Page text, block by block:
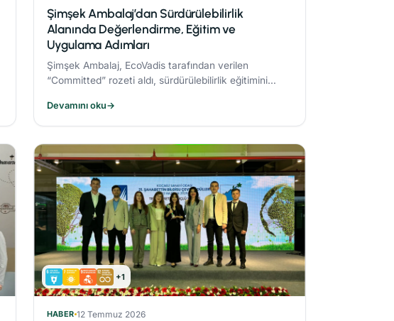
Şimşek Ambalaj’dan Sürdürülebilirlik
Alanında Değerlendirme, Eğitim ve
Uygulama Adımları
Şimşek Ambalaj, EcoVadis tarafından verilen
“Committed” rozeti aldı, sürdürülebilirlik eğitimini
Responsible® Faz-1 sürecini tamamlayarak ambalaj
sektöründe bir ilke imza attı.
Devamını oku→
+1
HABER 12 Temmuz 2026